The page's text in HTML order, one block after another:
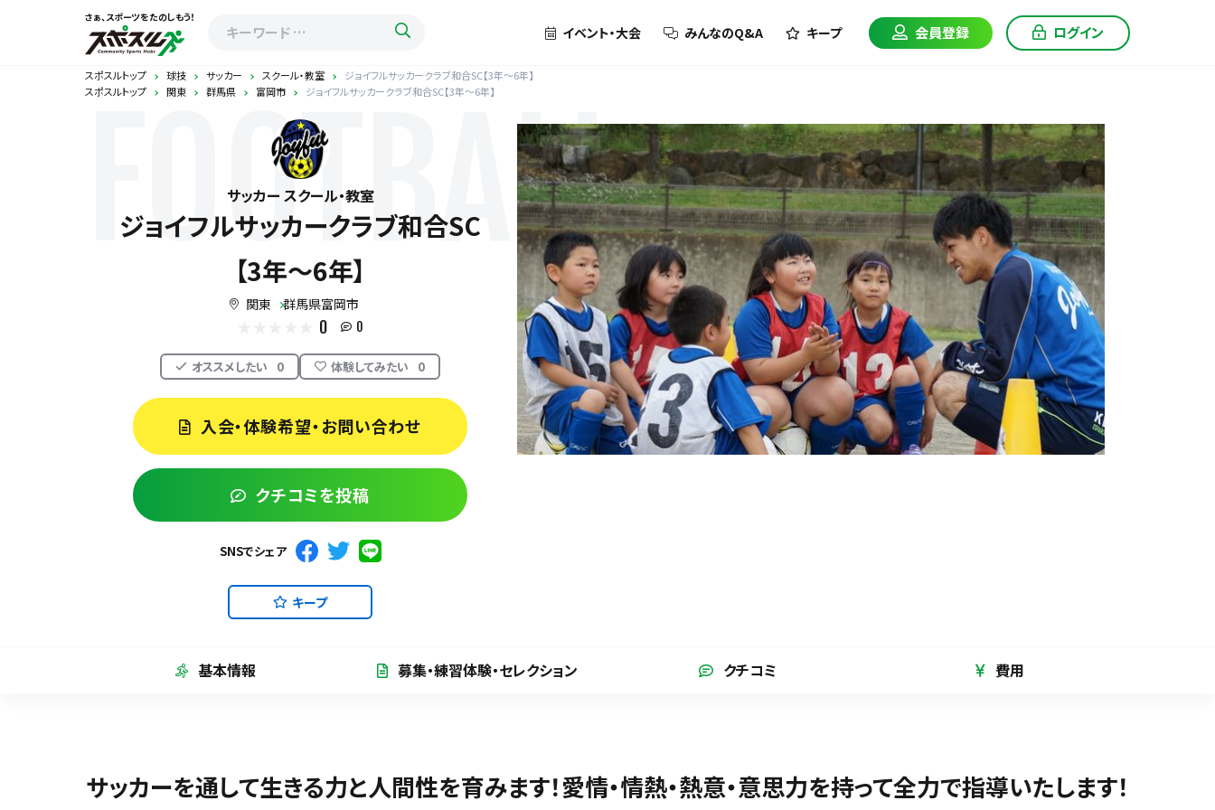
さぁ、スポーツをたのしもう！
イベント・大会 みんなのQ&A キープ 会員登録 ログイン
スポスルトップ 球技 サッカー スクール・教室
ジョイフルサッカークラブ和合SC【3年～6年】
スポスルトップ
関東 群馬県 富岡市 ジョイフルサッカークラブ和合SC【3年～6年】
FOOTBALL
サッカー スクール・教室
ジョイフルサッカークラブ和合SC
【3年～6年】
関東 群馬県富岡市
0 0
オススメしたい 0 体験してみたい 0
入会・体験希望・お問い合わせ
クチコミを投稿
SNSでシェア
キープ
基本情報 募集・練習体験・セレクション クチコミ 費用
サッカーを通して生きる力と人間性を育みます！愛情・情熱・熱意・意思力を持って全力で指導いたします！